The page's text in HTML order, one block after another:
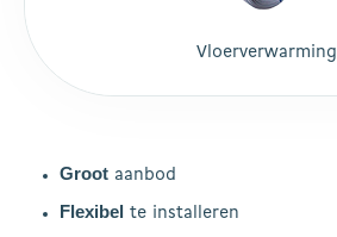
Vloerverwarming
Groot aanbod
Flexibel te installeren